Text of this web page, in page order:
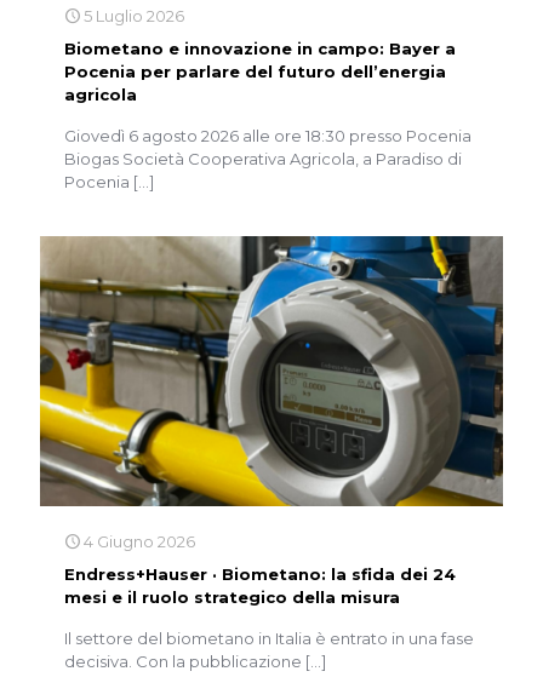
5 Luglio 2026
Biometano e innovazione in campo: Bayer a
Pocenia per parlare del futuro dell’energia
agricola
Giovedì 6 agosto 2026 alle ore 18:30 presso Pocenia
Biogas Società Cooperativa Agricola, a Paradiso di
Pocenia […]
4 Giugno 2026
Endress+Hauser · Biometano: la sfida dei 24
mesi e il ruolo strategico della misura
Il settore del biometano in Italia è entrato in una fase
decisiva. Con la pubblicazione […]